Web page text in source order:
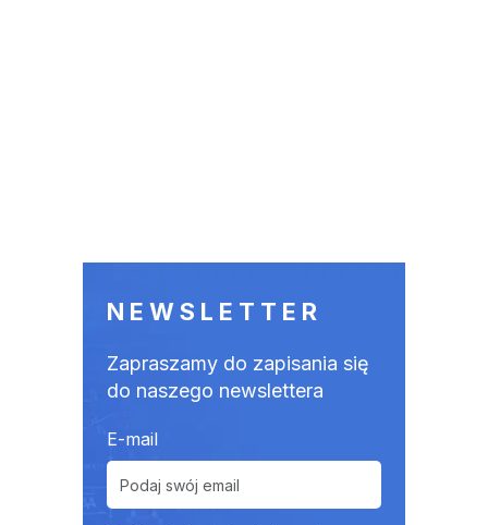
NEWSLETTER
Zapraszamy do zapisania się
do naszego newslettera
E-mail